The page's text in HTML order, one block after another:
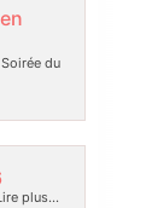
du
plus…